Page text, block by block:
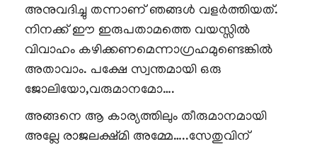
അനുവദിച്ചു തന്നാണ് ഞങ്ങൾ വളർത്തിയത്.
നിനക്ക് ഈ ഇരുപതാമത്തെ വയസ്സിൽ
വിവാഹം കഴിക്കണമെന്നാഗ്രഹമുണ്ടെങ്കിൽ
അതാവാം. പക്ഷേ സ്വന്തമായി ഒരു
ജോലിയോ,വരുമാനമോ….
അങ്ങനെ ആ കാര്യത്തിലും തീരുമാനമായി
അല്ലേ രാജലക്ഷ്മി അമ്മേ…..സേതുവിന്